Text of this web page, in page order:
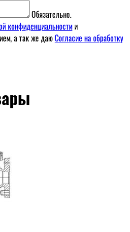
Обязательно.
конфиденциальностии
а так же даюСогласие на обработку